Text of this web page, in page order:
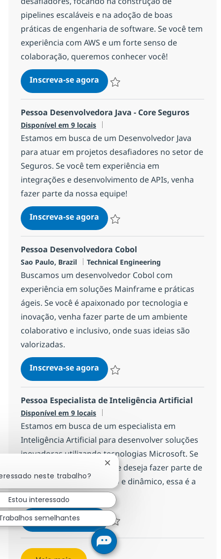
pipelines escaláveis e na adoção de boas
práticas de engenharia de software. Se você tem
experiência com AWS e um forte senso de
colaboração, queremos conhecer você!
Inscreva-se agoraPessoa Engenheira de Dados
Pessoa Desenvolvedora Java - Core Seguros
Disponível em 9 locais
Estamos em busca de um Desenvolvedor Java
para atuar em projetos desafiadores no setor de
Seguros. Se você tem experiência em
integrações e desenvolvimento de APIs, venha
fazer parte da nossa equipe!
Inscreva-se agoraPessoa Desenvolvedora Java -
Pessoa Desenvolvedora Cobol
Localização
Sao Paulo, Brazil Categoria
Technical Engineering
Buscamos um desenvolvedor Cobol com
experiência em soluções Mainframe e práticas
ágeis. Se você é apaixonado por tecnologia e
inovação, venha fazer parte de um ambiente
colaborativo e inclusivo, onde suas ideias são
valorizadas.
Inscreva-se agoraPessoa Desenvolvedora Cobol
Pessoa Especialista de Inteligência Artificial
Disponível em 9 locais
Estamos em busca de um especialista em
Inteligência Artificial para desenvolver soluções
inovadoras utilizando tecnologias Microsoft. Se
você é apaixonado por IA e deseja fazer parte de
um ambiente colaborativo e dinâmico, essa é a
sua oportunidade!
Inscreva-se agora Pessoa Especialista de
neste trabalho?
Fechar notificação de chatbot
Estou interessado
semelhantes